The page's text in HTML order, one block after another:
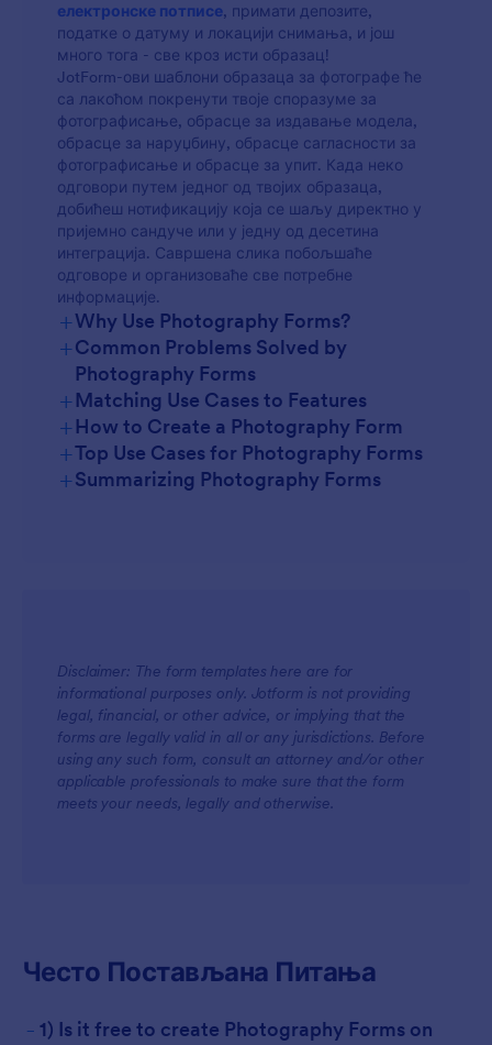
електронске потписе, примати депозите,
податке о датуму и локацији снимања, и још
много тога - све кроз исти образац!
JotForm-ови шаблони образаца за фотографе ће
са лакоћом покренути твоје споразуме за
фотографисање, обрасце за издавање модела,
обрасце за наруџбину, обрасце сагласности за
фотографисање и обрасце за упит. Када неко
одговори путем једног од твојих образаца,
добићеш нотификацију која се шаљу директно у
пријемно сандуче или у једну од десетина
интеграција. Савршена слика побољшаће
одговоре и организоваће све потребне
информације.
+Why Use Photography Forms?
+Common Problems Solved by
Photography Forms
+Matching Use Cases to Features
+How to Create a Photography Form
+Top Use Cases for Photography Forms
For Managers
For Teams
+Summarizing Photography Forms
Disclaimer: The form templates here are for
informational purposes only. Jotform is not providing
legal, financial, or other advice, or implying that the
forms are legally valid in all or any jurisdictions. Before
using any such form, consult an attorney and/or other
applicable professionals to make sure that the form
meets your needs, legally and otherwise.
Често Постављана Питања
- 1) Is it free to create Photography Forms on